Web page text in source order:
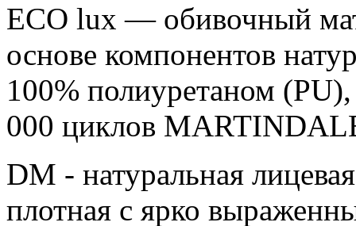
ЕСО luх — обивочный
основе компонентов
100% полиуретаном
000 циклов
DM - натуральная
плотная c ярко